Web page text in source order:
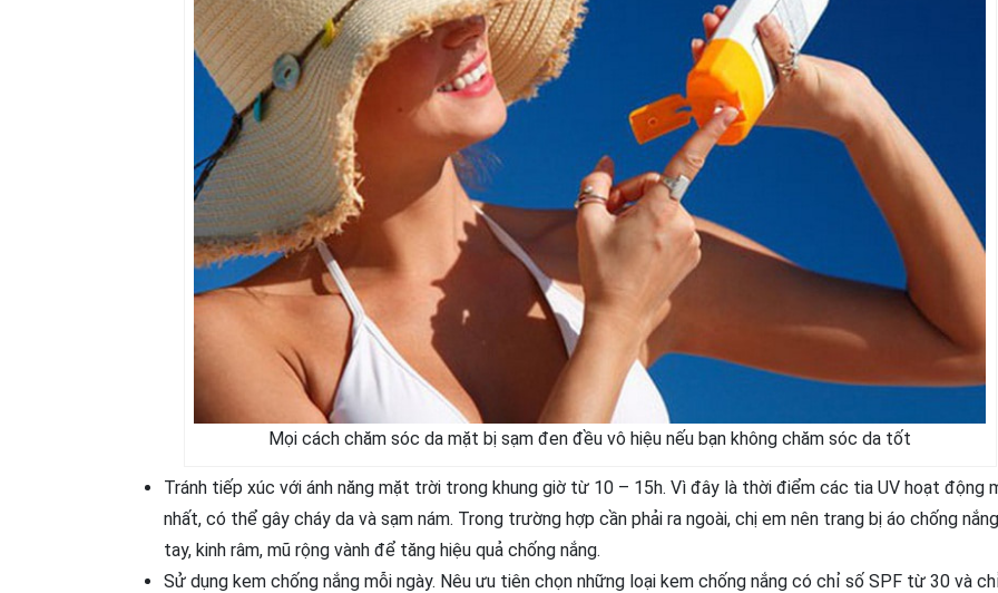
Mọi cách chăm sóc da mặt bị sạm đen đều vô hiệu nếu bạn không chăm sóc da tốt
Tránh tiếp xúc với ánh năng mặt trời trong khung giờ từ 10 – 15h. Vì đây là thời điểm các tia UV hoạt động
nhất, có thể gây cháy da và sạm nám. Trong trường hợp cần phải ra ngoài, chị em nên trang bị áo chống
tay, kinh râm, mũ rộng vành để tăng hiệu quả chống nắng.
Sử dụng kem chống nắng mỗi ngày. Nêu ưu tiên chọn những loại kem chống nắng có chỉ số SPF từ 30 và